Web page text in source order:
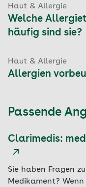
Haut & Allergie
Welche
häufig sind sie?
Haut & Allergie
Allergien
Passende
Clarimedis:
Sie haben Fragen
Medikament?